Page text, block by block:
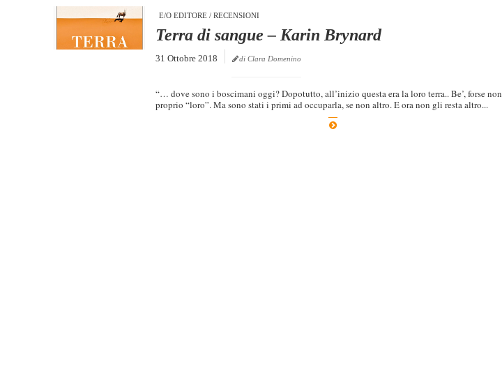
E/O EDITORE / RECENSIONI
Terra di sangue – Karin Brynard
31 Ottobre 2018 di Clara Domenino
“… dove sono i boscimani oggi? Dopotutto, all’inizio questa era la loro terra.. Be’, forse non
proprio “loro”. Ma sono stati i primi ad occuparla, se non altro. E ora non gli resta altro...